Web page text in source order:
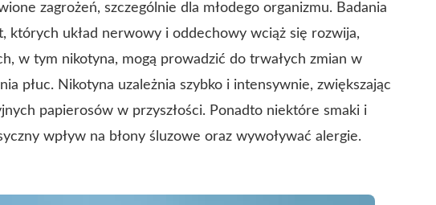
zagrożeń, szczególnie dla młodego organizmu. Badania
których układ nerwowy i oddechowy wciąż się rozwija,
w tym nikotyna, mogą prowadzić do trwałych zmian w
płuc. Nikotyna uzależnia szybko i intensywnie, zwiększając
papierosów w przyszłości. Ponadto niektóre smaki i
wpływ na błony śluzowe oraz wywoływać alergie.